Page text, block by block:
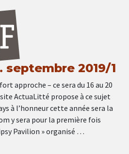
2019/1
approche – ce sera du 16 au 20
ActuaLitté propose à ce sujet
à l’honneur cette année sera la
y sera pour la première fois
Pavilion » organisé …